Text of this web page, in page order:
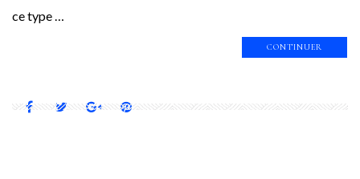
ce type …
CONTINUER